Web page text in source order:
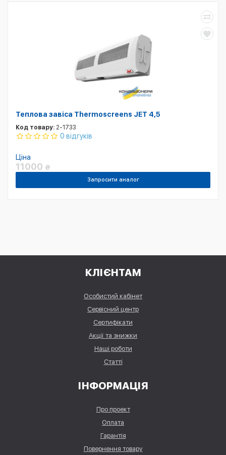
Теплова завіса Thermoscreens JET 4,5
Код товару: 2-1733
0 відгуків
Ціна
11000 ₴
Запросити аналог
КЛІЄНТАМ
Особистий кабінет
Сервісний центр
Сертифікати
Акції та знижки
Наші роботи
Статті
ІНФОРМАЦІЯ
Про проект
Оплата
Гарантія
Повернення товару